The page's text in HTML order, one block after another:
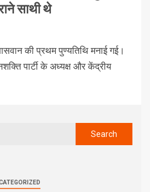
साथी थे
की प्रथम पुण्यतिथि मनाई गई।
पार्टी के अध्यक्ष और केंद्रीय